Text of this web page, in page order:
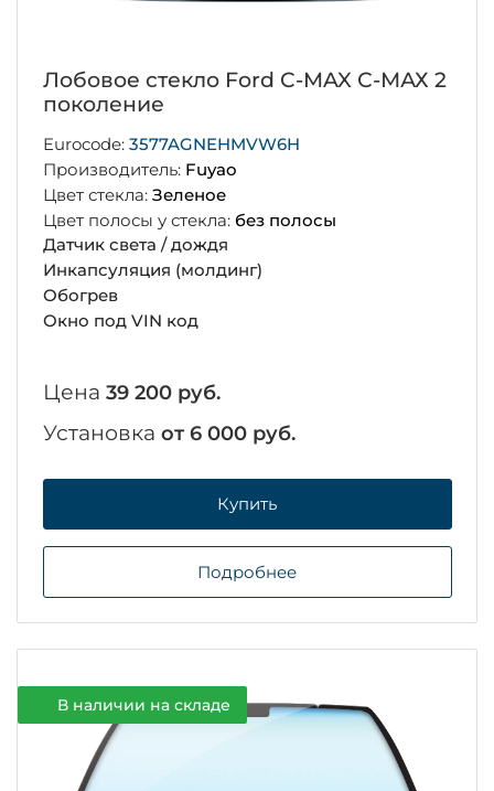
Лобовое стекло Ford C-MAX С-МАХ 2
поколение
Eurocode: 3577AGNEHMVW6H
Производитель: Fuyao
Цвет стекла: Зеленое
Цвет полосы у стекла: без полосы
Датчик света / дождя
Инкапсуляция (молдинг)
Обогрев
Окно под VIN код
Цена 39 200 руб.
Установка от 6 000 руб.
Купить
Подробнее
В наличии на складе